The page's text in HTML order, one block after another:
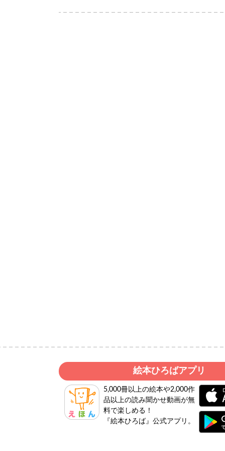
絵本ひろばアプリ
5,000冊以上の絵本や2,000作
品以上の読み聞かせ動画が無
料で楽しめる！
『絵本ひろば』公式アプリ。